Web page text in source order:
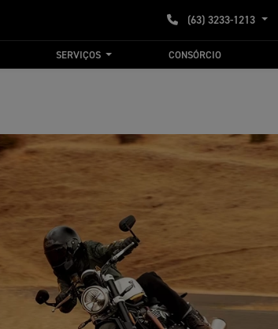
(63) 3233-1213
SERVIÇOS CONSÓRCIO